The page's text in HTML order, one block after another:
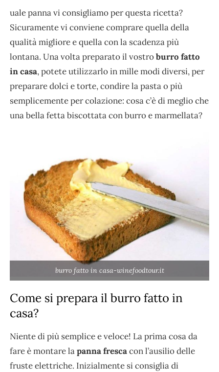
uale panna vi consigliamo per questa ricetta?
Sicuramente vi conviene comprare quella della
qualità migliore e quella con la scadenza più
lontana. Una volta preparato il vostroburro fatto
in casa, potete utilizzarlo in mille modi diversi, per
preparare dolci e torte, condire la pasta o più
semplicemente per colazione: cosa c’è di meglio che
una bella fetta biscottata con burro e marmellata?
burro fatto in casa-winefoodtour.it
Come si prepara il burro fatto in
casa?
Niente di più semplice e veloce! La prima cosa da
fare è montare lapanna frescacon l’ausilio delle
fruste elettriche. Inizialmente si consiglia di